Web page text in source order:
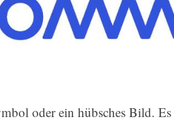
oder ein hübsches Bild. Es